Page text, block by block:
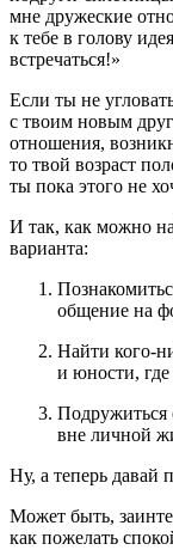
мне дружеские
к тебе в голову
встречаться!»
Если ты не
с твоим новым
отношения,
то твой возраст
ты пока этого не
И так, как можно
варианта:
общение на
Найти кого-
и юности,
Подружиться
вне личной
Ну, а теперь давай
Может быть,
как пожелать